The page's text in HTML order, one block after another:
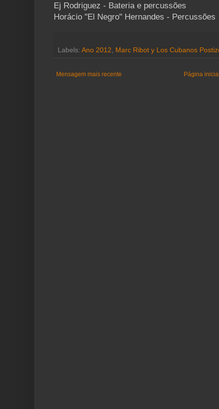
Ej Rodriguez - Bateria e percussões
Horácio "El Negro" Hernandes - Percussões
Labels: Ano 2012, Marc Ribot y Los Cubanos
Mensagem mais recente Página